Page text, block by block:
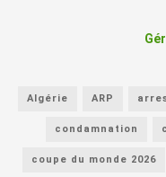
Algérie ARP
condamnation
coupe du monde 2026